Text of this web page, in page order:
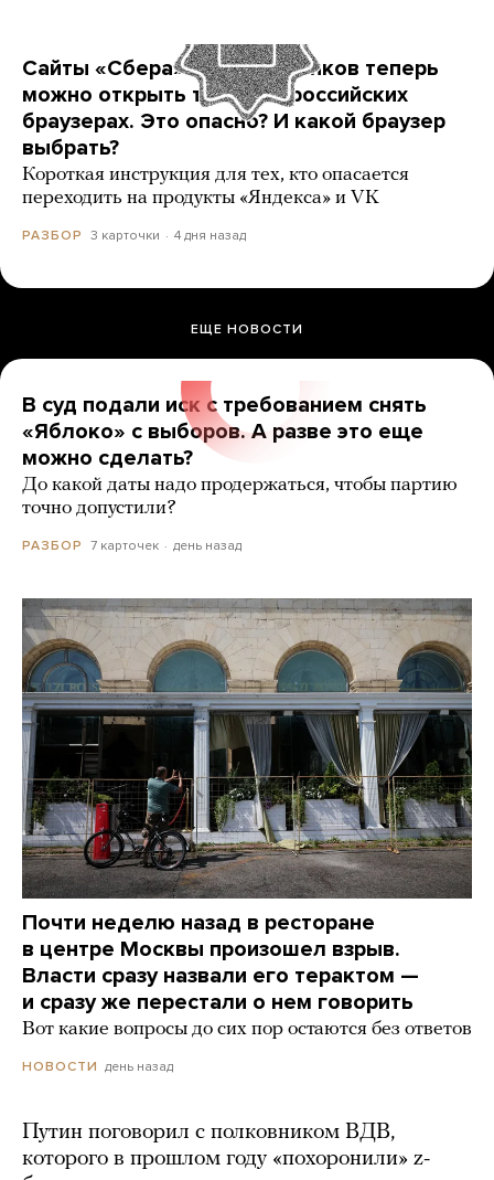
Сайты «Сбера» и других банков теперь
можно открыть только в российских
браузерах. Это опасно? И какой браузер
выбрать?
Короткая инструкция для тех, кто опасается
переходить на продукты «Яндекса» и VK
РАЗБОР 3 карточки 4 дня назад
ЕЩЕ НОВОСТИ
В суд подали иск с требованием снять
«Яблоко» с выборов. А разве это еще
можно сделать?
До какой даты надо продержаться, чтобы партию
точно допустили?
РАЗБОР 7 карточек день назад
Почти неделю назад в ресторане
в центре Москвы произошел взрыв.
Власти сразу назвали его терактом —
и сразу же перестали о нем говорить
Вот какие вопросы до сих пор остаются без ответов
НОВОСТИ день назад
Путин поговорил с полковником ВДВ,
которого в прошлом году «похоронили» z-